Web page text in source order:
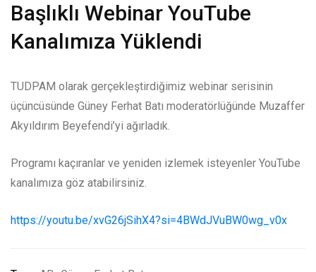
Başlıklı Webinar YouTube
Kanalımıza Yüklendi
TUDPAM olarak gerçekleştirdiğimiz webinar serisinin
üçüncüsünde Güney Ferhat Batı moderatörlüğünde Muzaffer
Akyıldırım Beyefendi’yi ağırladık.
Programı kaçıranlar ve yeniden izlemek isteyenler YouTube
kanalımıza göz atabilirsiniz.
https://youtu.be/xvG26jSihX4?si=4BWdJVuBW0wg_v0x